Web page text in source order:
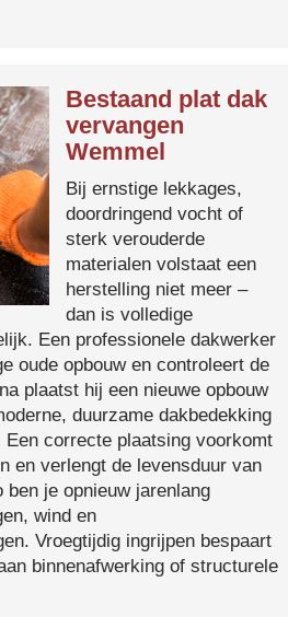
Bestaand plat dak
vervangen
Wemmel
Bij ernstige lekkages,
doordringend vocht of
sterk verouderde
materialen volstaat een
herstelling niet meer –
dan is volledige
Een professionele dakwerker
oude opbouw en controleert de
plaatst hij een nieuwe opbouw
duurzame dakbedekking
correcte plaatsing voorkomt
en verlengt de levensduur van
je opnieuw jarenlang
wind en
Vroegtijdig ingrijpen bespaart
binnenafwerking of structurele